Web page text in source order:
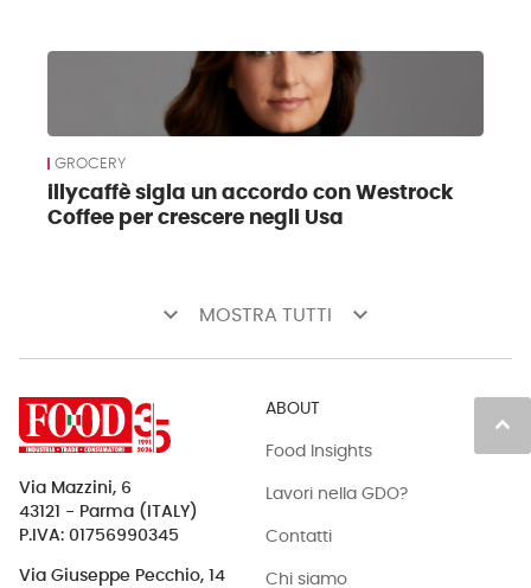
GROCERY
illycaffè sigla un accordo con Westrock
Coffee per crescere negli Usa
keyboard_arrow_down MOSTRA TUTTI keyboard_arrow_down
keyboard_arrow_up
Via Mazzini, 6
43121 - Parma (ITALY)
P.IVA: 01756990345
Via Giuseppe Pecchio, 14
ABOUT
Food Insights
Lavori nella GDO?
Contatti
Chi siamo